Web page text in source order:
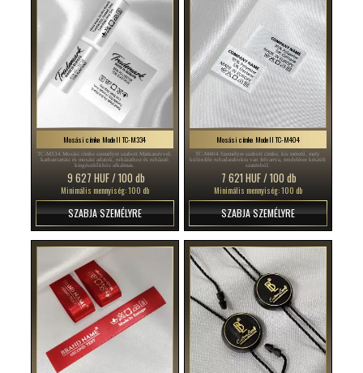
Mosási címke Modell TC-M334
TC-M334 Mosási címke személyre szabott Márkanévvel,
karbantartási és mosási adatok, ruházathoz és ruházati
kiegészítőkhöz alkalmas.
9 627 HUF / 100 db
Minimális mennyiség: 100 db
SZABJA SZEMÉLYRE
Mosási címke Modell TC-M404
TC-M404 Személyre szabott címke, kis méretű, mely
különféle ruhadarabokra van felvarrva, rendelésre készült
szaténból.
7 621 HUF / 100 db
Minimális mennyiség: 100 db
SZABJA SZEMÉLYRE